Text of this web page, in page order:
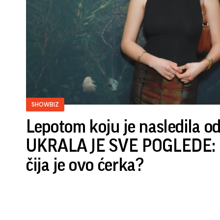
SHOWBIZ
Lepotom koju je nasledila
UKRALA JE SVE
čija je ovo ćerka?